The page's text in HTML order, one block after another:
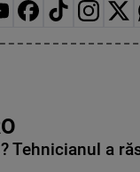
Tehnicianul a